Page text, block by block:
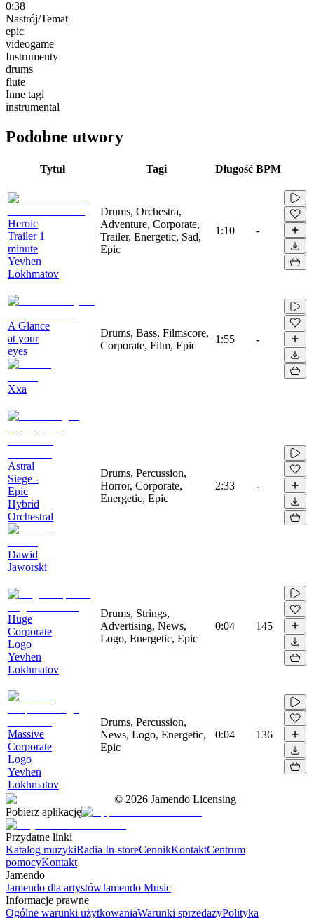
0:38
Nastrój/Temat
epic
videogame
Instrumenty
drums
flute
Inne tagi
instrumental
Podobne utwory
Tytuł Tagi Długość BPM
Heroic
Trailer 1
minute
Yevhen
Lokhmatov
Drums, Orchestra,
Adventure, Corporate,
Trailer, Energetic, Sad,
Epic
1:10 -
A Glance
at your
eyes
Xxa
Drums, Bass, Filmscore,
Corporate, Film, Epic
1:55 -
Astral
Siege -
Epic
Hybrid
Orchestral
Dawid
Jaworski
Drums, Percussion,
Horror, Corporate,
Energetic, Epic
2:33 -
Huge
Corporate
Logo
Yevhen
Lokhmatov
Drums, Strings,
Advertising, News,
Logo, Energetic, Epic
0:04 145
Massive
Corporate
Logo
Yevhen
Lokhmatov
Drums, Percussion,
News, Logo, Energetic,
Epic
0:04 136
© 2026 Jamendo Licensing
Pobierz aplikację
Przydatne linki
Katalog muzykiRadia In-storeCennikKontaktCentrum
pomocyKontakt
Jamendo
Jamendo dla artystówJamendo Music
Informacje prawne
Ogólne warunki użytkowaniaWarunki sprzedażyPolityka